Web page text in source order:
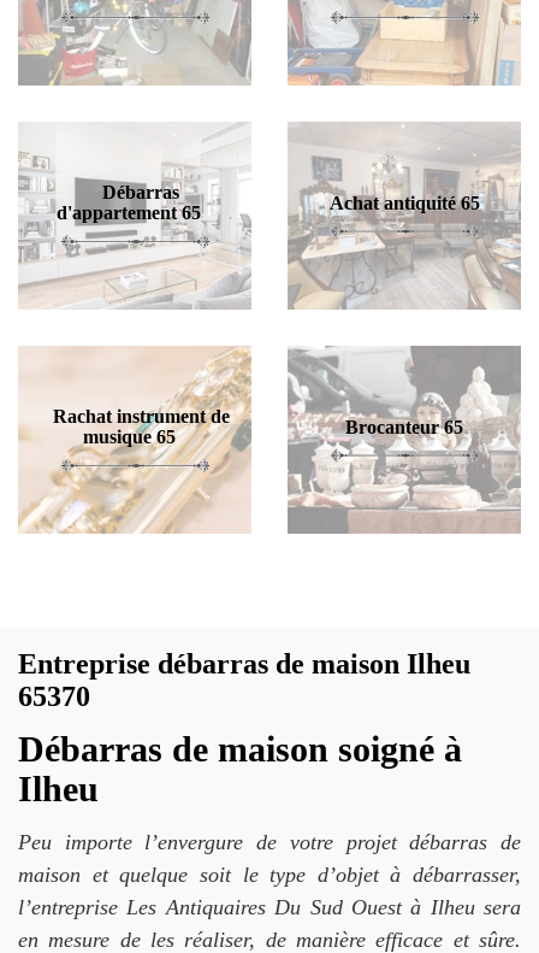
Débarras
d'appartement 65
Achat antiquité 65
Rachat instrument de
musique 65
Brocanteur 65
Entreprise débarras de maison Ilheu
65370
Débarras de maison soigné à
Ilheu
Peu importe l’envergure de votre projet débarras de
maison et quelque soit le type d’objet à débarrasser,
l’entreprise Les Antiquaires Du Sud Ouest à Ilheu sera
en mesure de les réaliser, de manière efficace et sûre.